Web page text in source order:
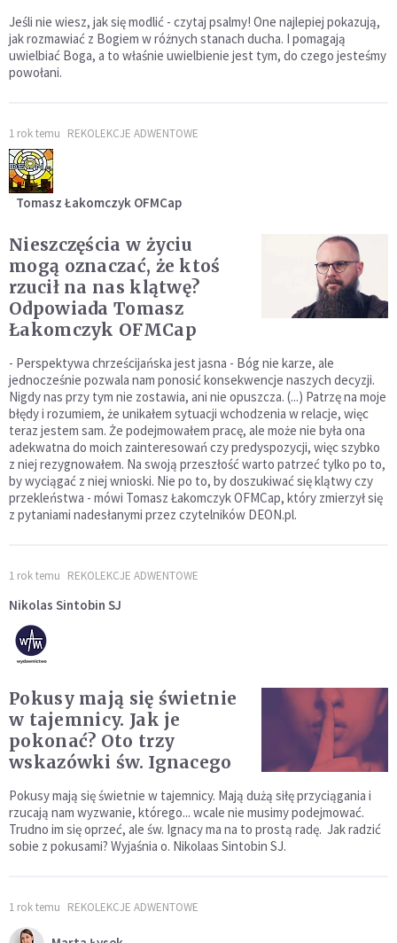
Jeśli nie wiesz, jak się modlić - czytaj psalmy! One najlepiej pokazują,
jak rozmawiać z Bogiem w różnych stanach ducha. I pomagają
uwielbiać Boga, a to właśnie uwielbienie jest tym, do czego jesteśmy
powołani.
1 rok temu REKOLEKCJE ADWENTOWE
Tomasz Łakomczyk OFMCap
Nieszczęścia w życiu
mogą oznaczać, że ktoś
rzucił na nas klątwę?
Odpowiada Tomasz
Łakomczyk OFMCap
- Perspektywa chrześcijańska jest jasna - Bóg nie karze, ale
jednocześnie pozwala nam ponosić konsekwencje naszych decyzji.
Nigdy nas przy tym nie zostawia, ani nie opuszcza. (...) Patrzę na moje
błędy i rozumiem, że unikałem sytuacji wchodzenia w relacje, więc
teraz jestem sam. Że podejmowałem pracę, ale może nie była ona
adekwatna do moich zainteresowań czy predyspozycji, więc szybko
z niej rezygnowałem. Na swoją przeszłość warto patrzeć tylko po to,
by wyciągać z niej wnioski. Nie po to, by doszukiwać się klątwy czy
przekleństwa - mówi Tomasz Łakomczyk OFMCap, który zmierzył się
z pytaniami nadesłanymi przez czytelników DEON.pl.
1 rok temu REKOLEKCJE ADWENTOWE
Nikolas Sintobin SJ
Pokusy mają się świetnie
w tajemnicy. Jak je
pokonać? Oto trzy
wskazówki św. Ignacego
Pokusy mają się świetnie w tajemnicy. Mają dużą siłę przyciągania i
rzucają nam wyzwanie, którego... wcale nie musimy podejmować.
Trudno im się oprzeć, ale św. Ignacy ma na to prostą radę. Jak radzić
sobie z pokusami? Wyjaśnia o. Nikolaas Sintobin SJ.
1 rok temu REKOLEKCJE ADWENTOWE